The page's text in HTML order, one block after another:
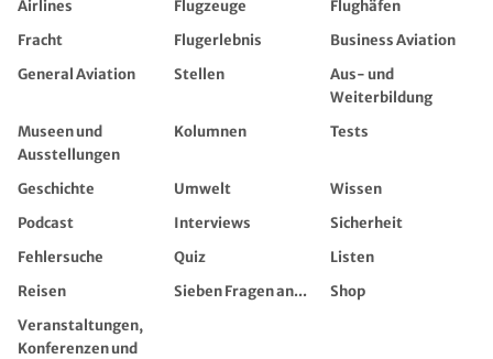
Airlines Flugzeuge
Flughäfen
Fracht
Flugerlebnis
Business Aviation
General Aviation
Stellen
Aus- und
Weiterbildung
Museen und
Ausstellungen
Kolumnen Tests
Geschichte Umwelt
Wissen
Podcast
Interviews
Sicherheit
Fehlersuche
Quiz
Listen
Reisen
Sieben Fragen an...
Shop
Veranstaltungen,
Konferenzen und